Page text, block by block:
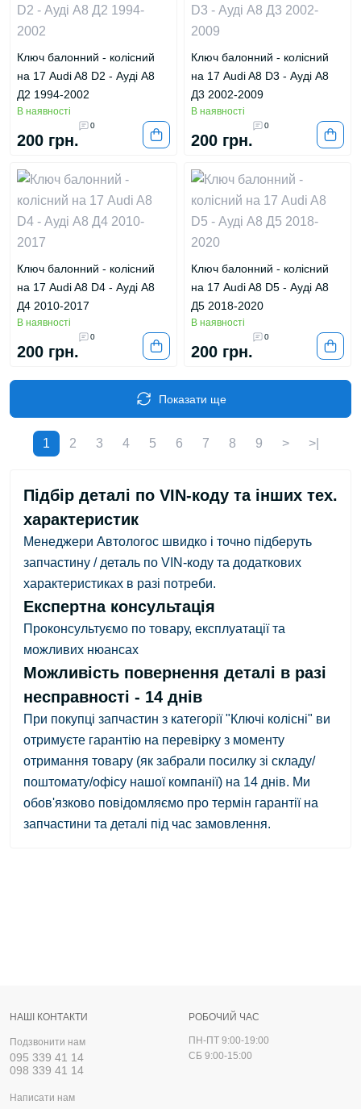
Ключ балонний - колісний
на 17 Audi A8 D2 - Ауді А8
Д2 1994-2002
В наявності
0
200 грн.
Ключ балонний - колісний
на 17 Audi A8 D3 - Ауді А8
Д3 2002-2009
В наявності
0
200 грн.
Ключ балонний - колісний
на 17 Audi A8 D4 - Ауді А8
Д4 2010-2017
В наявності
0
200 грн.
Ключ балонний - колісний
на 17 Audi A8 D5 - Ауді А8
Д5 2018-2020
В наявності
0
200 грн.
Показати ще
1 2 3 4 5 6 7 8 9 > >|
Підбір деталі по VIN-коду та інших тех.
характеристик
Менеджери Автологос швидко і точно підберуть
запчастину / деталь по VIN-коду та додаткових
характеристиках в разі потреби.
Експертна консультація
Проконсультуємо по товару, експлуатації та
можливих нюансах
Можливість повернення деталі в разі
несправності - 14 днів
При покупці запчастин з категорії "Ключі колісні" ви
отримуєте гарантію на перевірку з моменту
отримання товару (як забрали посилку зі складу/
поштомату/офісу нашої компанії) на 14 днів. Ми
обов'язково повідомляємо про термін гарантії на
запчастини та деталі під час замовлення.
НАШІ КОНТАКТИ
Подзвонити нам
095 339 41 14
098 339 41 14
Написати нам
РОБОЧИЙ ЧАС
ПН-ПТ 9:00-19:00
СБ 9:00-15:00